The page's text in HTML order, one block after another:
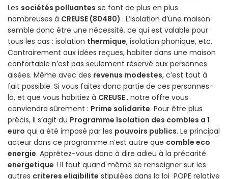
Les sociétés polluantes se font de plus en plus
nombreuses à CREUSE (80480) . L’isolation d’une maison
semble donc être une nécessité, ce qui est valable pour
tous les cas : isolation thermique, isolation phonique, etc.
Contrairement aux idées reçues, habiter dans une maison
confortable n’est pas seulement réservé aux personnes
aisées. Même avec des revenus modestes, c’est tout à
fait possible. Si vous faites donc partie de ces personnes-
là, et que vous habitiez à CREUSE, notre offre vous
conviendra sûrement : Prime solidarite. Pour être plus
précis, il s’agit du Programme Isolation des combles a 1
euro qui a été imposé par les pouvoirs publics. Le principal
acteur dans ce programme n’est autre que comble eco
energie. Apprêtez-vous donc à dire adieu à la précarité
energetique ! Il faut quand même se renseigner sur les
autres criteres eligibilite stipulées dans la loi POPE relative